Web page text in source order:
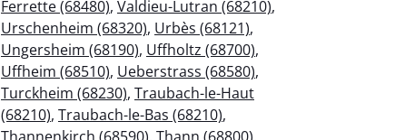
Ferrette (68480), Valdieu-Lutran (68210),
Urschenheim (68320), Urbès (68121),
Ungersheim (68190), Uffholtz (68700),
Uffheim (68510), Ueberstrass (68580),
Turckheim (68230), Traubach-le-Haut
(68210), Traubach-le-Bas (68210),